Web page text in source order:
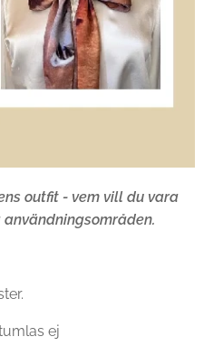
outfit - vem vill du vara
ej